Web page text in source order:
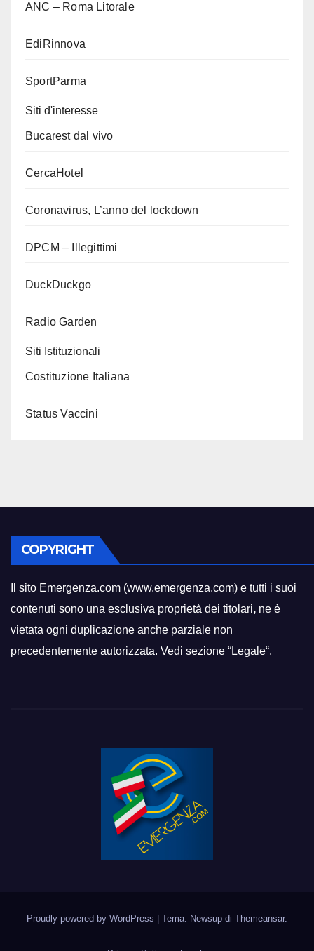
ANC – Roma Litorale
EdiRinnova
SportParma
Siti d'interesse
Bucarest dal vivo
CercaHotel
Coronavirus, L’anno del lockdown
DPCM – Illegittimi
DuckDuckgo
Radio Garden
Siti Istituzionali
Costituzione Italiana
Status Vaccini
COPYRIGHT
Il sito Emergenza.com (www.emergenza.com) e tutti i suoi
contenuti sono una esclusiva proprietà dei titolari, ne è
vietata ogni duplicazione anche parziale non
precedentemente autorizzata. Vedi sezione “Legale“.
Proudly powered by WordPress Tema: Newsup di Themeansar.